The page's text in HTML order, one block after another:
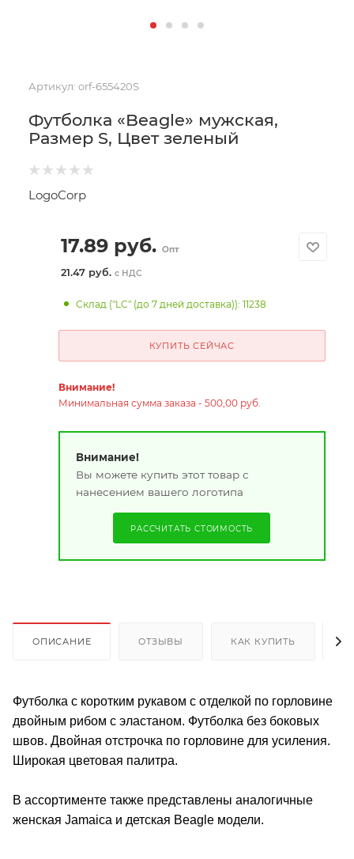
Артикул: orf-655420S
Футболка «Beagle» мужская,
Размер S, Цвет зеленый
LogoCorp
17.89руб. Опт
21.47 руб. с НДС
Склад ("LC" (до 7 дней доставка)): 11238
КУПИТЬ СЕЙЧАС
Внимание!
Минимальная сумма заказа - 500,00 руб.
Внимание!
Вы можете купить этот товар с
нанесением вашего логотипа
РАССЧИТАТЬ СТОИМОСТЬ
ОПИСАНИЕ ОТЗЫВЫ КАК КУПИТЬ
Футболка с коротким рукавом с отделкой по горловине
двойным рибом с эластаном. Футболка без боковых
швов. Двойная отстрочка по горловине для усиления.
Широкая цветовая палитра.
В ассортименте также представлены аналогичные
женская Jamaica и детская Beagle модели.